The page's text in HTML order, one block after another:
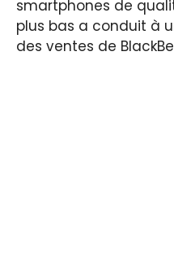
smartphones de
plus bas a conduit à
des ventes de